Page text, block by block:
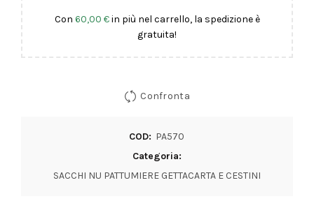
Con 60,00 €in più nel carrello, la spedizione è
gratuita!
Confronta
COD: PA570
Categoria:
SACCHI NU PATTUMIERE GETTACARTA E CESTINI